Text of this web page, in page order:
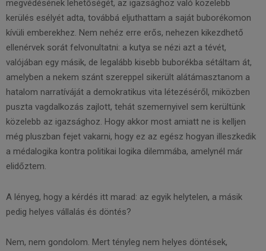
megvédésének lehetőségét, az igazsághoz való közelebb
kerülés esélyét adta, továbbá eljuthattam a saját buborékomon
kívüli emberekhez. Nem nehéz erre erős, nehezen kikezdhető
ellenérvek sorát felvonultatni: a kutya se nézi azt a tévét,
valójában egy másik, de legalább kisebb buborékba sétáltam át,
amelyben a nekem szánt szereppel sikerült alátámasztanom a
hatalom narratíváját a demokratikus vita létezéséről, miközben
puszta vagdalkozás zajlott, tehát szemernyivel sem kerültünk
közelebb az igazsághoz. Hogy akkor most amiatt ne is kelljen
még pluszban fejet vakarni, hogy ez az egész hogyan illeszkedik
a médalogika kontra politikai logika dilemmába, amelynél már
elidőztem.
A lényeg, hogy a kérdés itt marad: az egyik helytelen, a másik
pedig helyes vállalás és döntés?
Nem, nem gondolom. Mert tényleg nem helyes döntések,